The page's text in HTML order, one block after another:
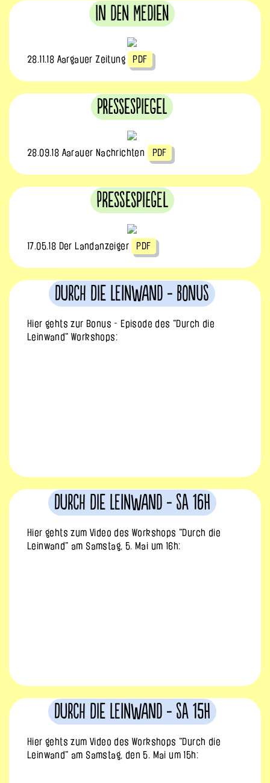
In den Medien
28.11.18 Aargauer Zeitung PDF
pressespiegel
28.09.18 Aarauer Nachrichten PDF
Pressespiegel
17.05.18 Der Landanzeiger PDF
Durch die Leinwand - Bonus
Hier gehts zur Bonus - Episode des "Durch die
Leinwand" Workshops:
Durch die Leinwand - Sa 16h
Hier gehts zum Video des Workshops "Durch die
Leinwand" am Samstag, 5. Mai um 16h:
Durch die Leinwand - Sa 15h
Hier gehts zum Video des Workshops "Durch die
Leinwand" am Samstag, den 5. Mai um 15h: